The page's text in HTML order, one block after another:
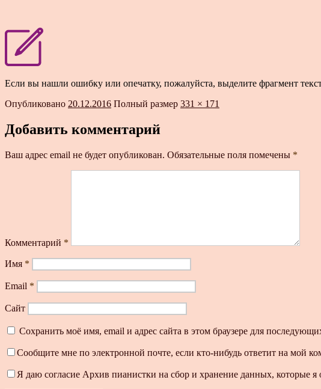
Если вы нашли ошибку или опечатку, пожалуйста, выделите фрагмент
Опубликовано 20.12.2016 Полный размер 331 × 171
Добавить комментарий
Ваш адрес email не будет опубликован. Обязательные поля помечены *
Комментарий *
Имя *
Email *
Сайт
Сохранить моё имя, email и адрес сайта в этом браузере для
Сообщите мне по электронной почте, если кто-нибудь ответит на мой
Я даю согласие Архив пианистки на сбор и хранение данных, которые я